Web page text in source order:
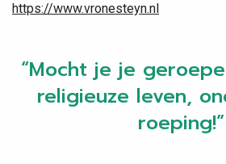
https://www.vronesteyn.nl
“Mocht je je
religieuze leven,
roeping!”